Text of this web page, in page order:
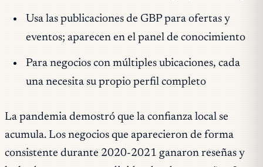
Usa las publicaciones de GBP para ofertas y
eventos; aparecen en el panel de conocimiento
Para negocios con múltiples ubicaciones, cada
una necesita su propio perfil completo
La pandemia demostró que la confianza local se
acumula. Los negocios que aparecieron de forma
consistente durante 2020-2021 ganaron reseñas y